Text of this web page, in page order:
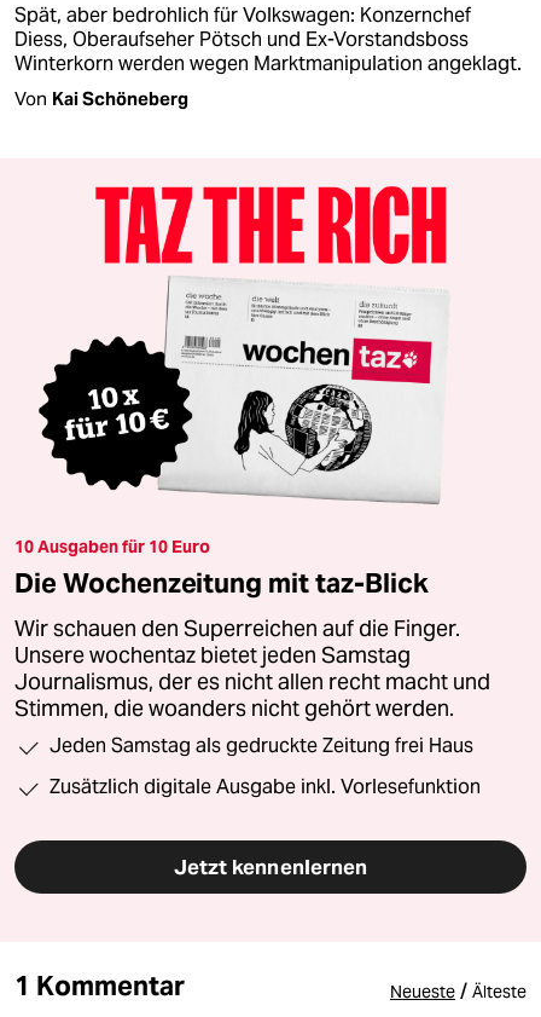
Spät, aber bedrohlich für Volkswagen: Konzernchef
Diess, Oberaufseher Pötsch und Ex-Vorstandsboss
Winterkorn werden wegen Marktmanipulation angeklagt.
Von Kai Schöneberg
10 Ausgaben für 10 Euro
Die Wochenzeitung mit taz-Blick
Wir schauen den Superreichen auf die Finger.
Unsere wochentaz bietet jeden Samstag
Journalismus, der es nicht allen recht macht und
Stimmen, die woanders nicht gehört werden.
Jeden Samstag als gedruckte Zeitung frei Haus
Zusätzlich digitale Ausgabe inkl. Vorlesefunktion
Jetzt kennenlernen
1 Kommentar Neueste / Älteste